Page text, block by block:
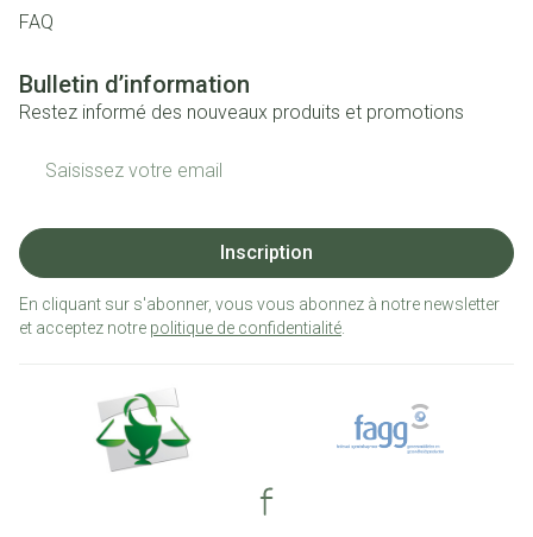
FAQ
Bulletin d’information
Restez informé des nouveaux produits et promotions
Inscription
En cliquant sur s'abonner, vous vous abonnez à notre newsletter
et acceptez notre politique de confidentialité